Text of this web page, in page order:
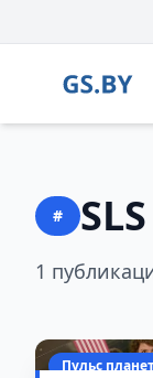
# SLS
1
Пульс